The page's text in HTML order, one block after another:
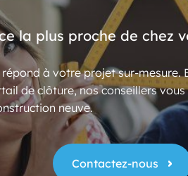
la plus proche de chez
à votre projet sur-mesure.
de clôture, nos conseillers
neuve.
Contactez-nous